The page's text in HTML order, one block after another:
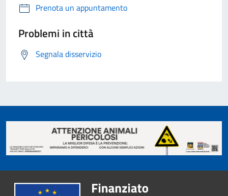
Prenota un appuntamento
Problemi in città
Segnala disservizio